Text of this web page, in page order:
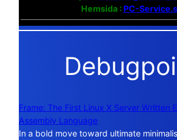
Hemsida :PC-
Frame: The First Linux X Server Written
Assembly Language
In a bold move toward ultimate